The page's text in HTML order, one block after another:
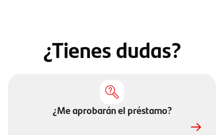
¿Tienes dudas?
¿Me aprobarán el préstamo?